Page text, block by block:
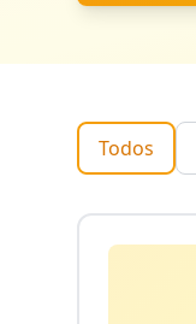
Todos